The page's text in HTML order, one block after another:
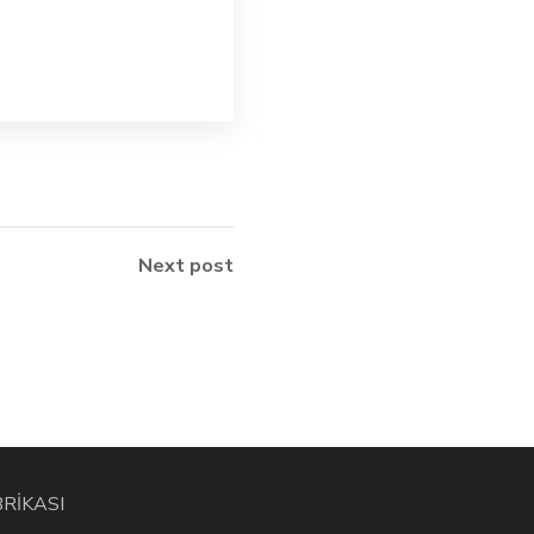
Next post